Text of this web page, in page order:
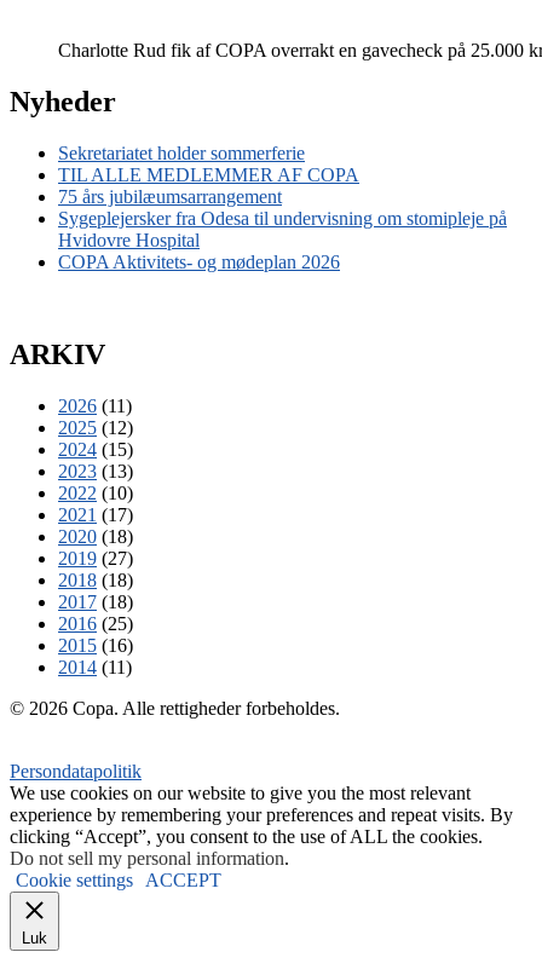
Charlotte Rud fik af COPA overrakt en gavecheck på 25.000
Nyheder
Sekretariatet holder sommerferie
TIL ALLE MEDLEMMER AF COPA
75 års jubilæumsarrangement
Sygeplejersker fra Odesa til undervisning om stomipleje på
Hvidovre Hospital
COPA Aktivitets- og mødeplan 2026
ARKIV
2026 (11)
2025 (12)
2024 (15)
2023 (13)
2022 (10)
2021 (17)
2020 (18)
2019 (27)
2018 (18)
2017 (18)
2016 (25)
2015 (16)
2014 (11)
© 2026 Copa. Alle rettigheder forbeholdes.
Persondatapolitik
We use cookies on our website to give you the most relevant
experience by remembering your preferences and repeat visits. By
clicking “Accept”, you consent to the use of ALL the cookies.
Do not sell my personal information.
Cookie settings
ACCEPT
Luk